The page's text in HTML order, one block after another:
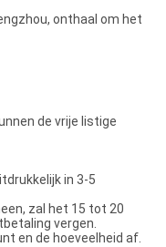
onthaal om het
de vrije listige
in 3-5
zal het 15 tot 20
vergen.
en de hoeveelheid af.